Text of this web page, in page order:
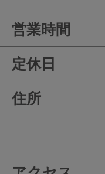
営業時間
定休日
住所